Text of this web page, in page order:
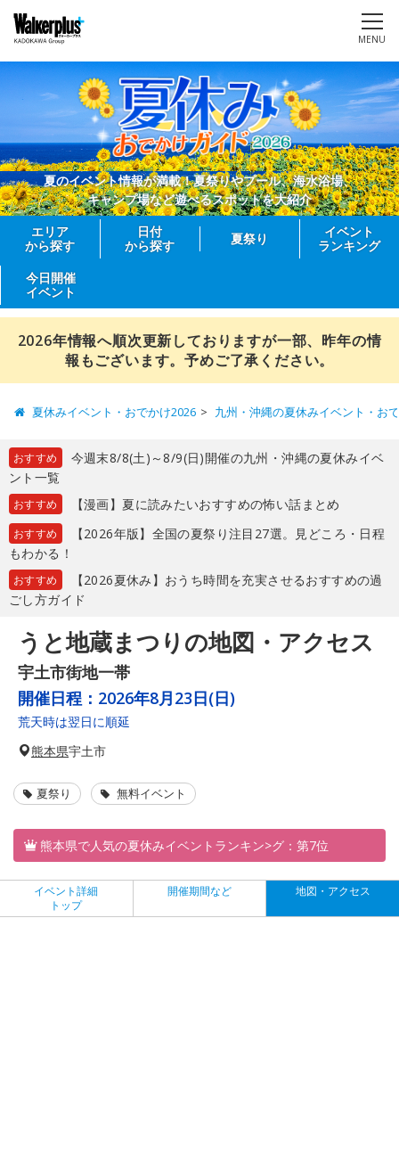
MENU
夏のイベント情報が満載！夏祭りやプール、海水浴場、
キャンプ場など遊べるスポットを大紹介
エリア
から探す
日付
から探す
夏祭り
イベント
ランキング
今日開催
イベント
2026年情報へ順次更新しておりますが一部、昨年の情
報もございます。予めご了承ください。
夏休みイベント・おでかけ2026 九州・沖縄の夏休みイベント・お
おすすめ
今週末8/8(土)～8/9(日)開催の九州・沖縄の夏休みイベ
ント一覧
おすすめ 【漫画】夏に読みたいおすすめの怖い話まとめ
おすすめ
【2026年版】全国の夏祭り注目27選。見どころ・日程
もわかる！
おすすめ
【2026夏休み】おうち時間を充実させるおすすめの過
ごし方ガイド
うと地蔵まつりの地図・アクセス
宇土市街地一帯
開催日程： 2026年8月23日(日)
荒天時は翌日に順延
熊本県宇土市
夏祭り 無料イベント
熊本県で人気の夏休みイベントランキン>グ：第7位
イベント詳細
トップ
開催期間など 地図・アクセス